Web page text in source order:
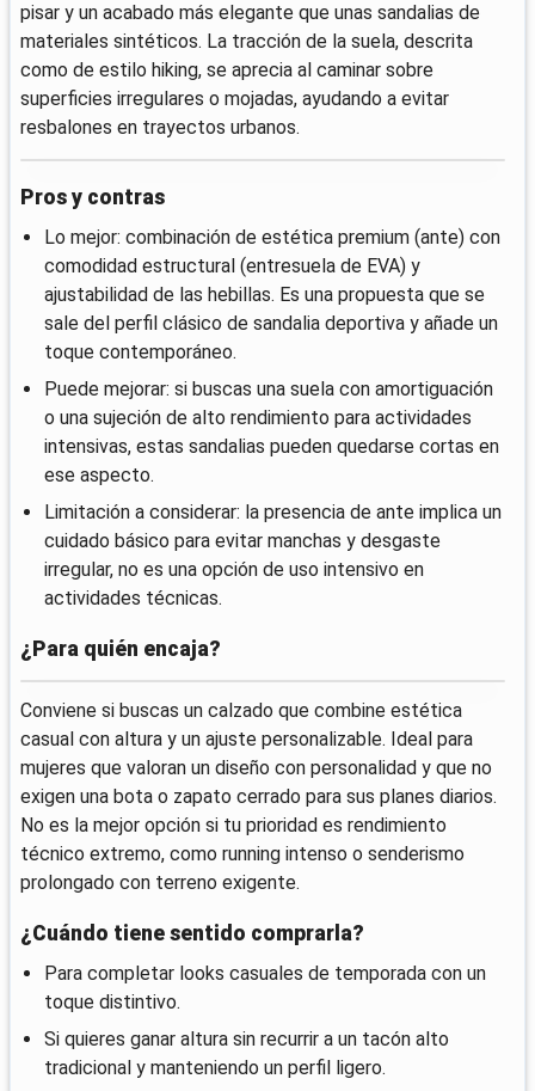
pisar y un acabado más elegante que unas sandalias de
materiales sintéticos. La tracción de la suela, descrita
como de estilo hiking, se aprecia al caminar sobre
superficies irregulares o mojadas, ayudando a evitar
resbalones en trayectos urbanos.
Pros y contras
Lo mejor: combinación de estética premium (ante) con
comodidad estructural (entresuela de EVA) y
ajustabilidad de las hebillas. Es una propuesta que se
sale del perfil clásico de sandalia deportiva y añade un
toque contemporáneo.
Puede mejorar: si buscas una suela con amortiguación
o una sujeción de alto rendimiento para actividades
intensivas, estas sandalias pueden quedarse cortas en
ese aspecto.
Limitación a considerar: la presencia de ante implica un
cuidado básico para evitar manchas y desgaste
irregular, no es una opción de uso intensivo en
actividades técnicas.
¿Para quién encaja?
Conviene si buscas un calzado que combine estética
casual con altura y un ajuste personalizable. Ideal para
mujeres que valoran un diseño con personalidad y que no
exigen una bota o zapato cerrado para sus planes diarios.
No es la mejor opción si tu prioridad es rendimiento
técnico extremo, como running intenso o senderismo
prolongado con terreno exigente.
¿Cuándo tiene sentido comprarla?
Para completar looks casuales de temporada con un
toque distintivo.
Si quieres ganar altura sin recurrir a un tacón alto
tradicional y manteniendo un perfil ligero.